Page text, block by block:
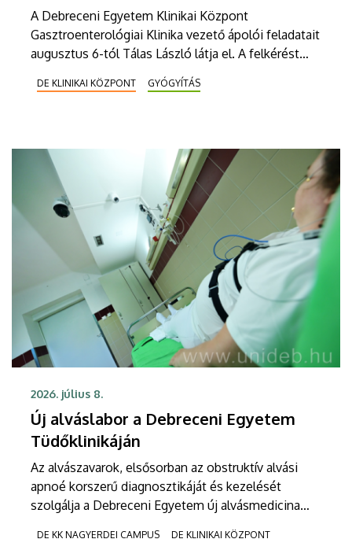
A Debreceni Egyetem Klinikai Központ
Gasztroenterológiai Klinika vezető ápolói feladatait
augusztus 6-tól Tálas László látja el. A felkérést
elnöke, valamint Szőllősi Anna ápolási és
DE KLINIKAI KÖZPONT GYÓGYÍTÁS
2026. július 8.
Új alváslabor a Debreceni Egyetem
Tüdőklinikáján
Az alvászavarok, elsősorban az obstruktív alvási
apnoé korszerű diagnosztikáját és kezelését
szolgálja a Debreceni Egyetem új alvásmedicina
DE KK NAGYERDEI CAMPUS
DE KLINIKAI KÖZPONT